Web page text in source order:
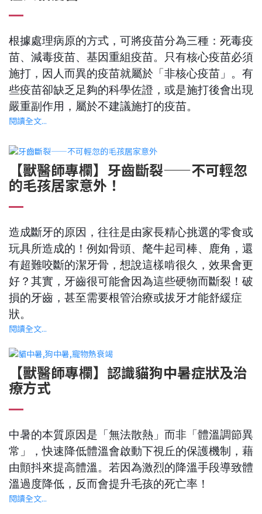
根據處理病原的方式，可將疫苗分為三種：死毒疫
苗、減毒疫苗、基因重組疫苗。只有核心疫苗必須
施打，因人而異的疫苗就屬於「非核心疫苗」。有
些疫苗卻缺乏足夠的科學佐證，或是施打後會出現
嚴重副作用，屬於不建議施打的疫苗。
閱讀全文...
【獸醫師專欄】牙齒斷裂——不可輕忽
的毛孩居家意外！
造成斷牙的原因，往往是由家長精心挑選的零食或
玩具所造成的！例如骨頭、氂牛起司棒、鹿角，還
有超難咬斷的潔牙骨，想說這樣啃很久，效果會更
好？其實，牙齒很可能會因為這些硬物而斷裂！破
損的牙齒，甚至需要根管治療或拔牙才能舒緩症
狀。
閱讀全文...
【獸醫師專欄】認識貓狗中暑症狀及治
療方式
中暑的本質原因是「無法散熱」而非「體溫調節異
常」，快速降低體溫會啟動下視丘的保護機制，藉
由顫抖來提高體溫。若因為激烈的降溫手段導致體
溫過度降低，反而會提升毛孩的死亡率！
閱讀全文...